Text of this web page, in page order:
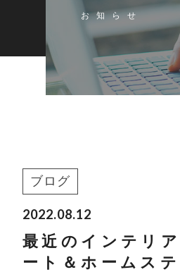
お知らせ
ブログ
2022.08.12
最近のインテリ
ート＆ホームス